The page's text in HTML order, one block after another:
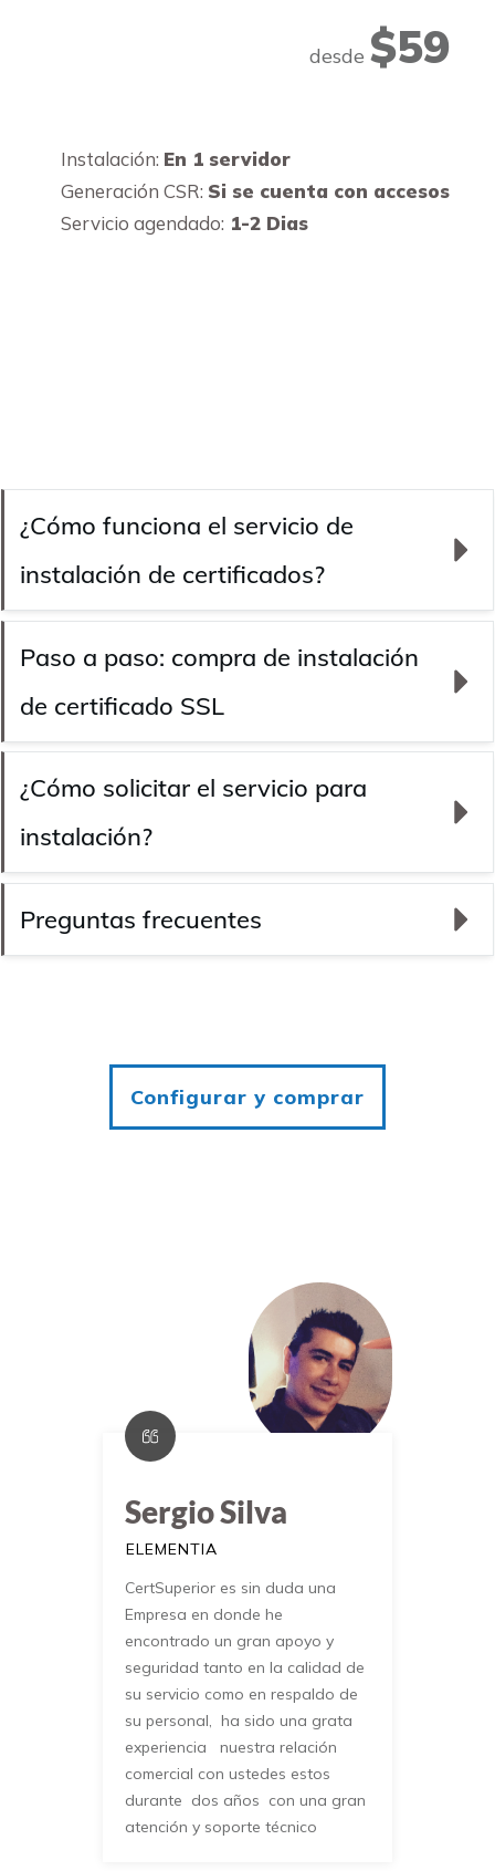
desde $59
Instalación: En 1 servidor
Generación CSR: Si se cuenta con accesos
Servicio agendado: 1-2 Dias
¿Cómo funciona el servicio de
instalación de certificados?
Paso a paso: compra de instalación
de certificado SSL
¿Cómo solicitar el servicio para
instalación?
Preguntas frecuentes
Configurar y comprar
Sergio Silva
ELEMENTIA
CertSuperior es sin duda una
Empresa en donde he
encontrado un gran apoyo y
seguridad tanto en la calidad de
su servicio como en respaldo de
su personal, ha sido una grata
experiencia nuestra relación
comercial con ustedes estos
durante dos años con una gran
atención y soporte técnico